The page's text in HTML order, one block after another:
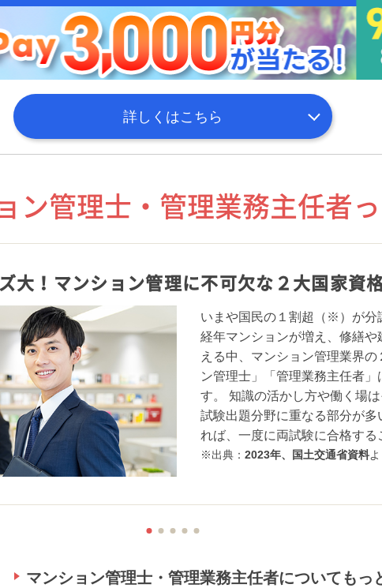
詳しくはこちら
ン管理士・管理業務主任者
大！マンション管理に不可欠な２大国家資
いまや国民の１割超（※）が分
経年マンションが増え、修繕
える中、マンション管理業界
ン管理士」「管理業務主任者」
す。 知識の活かし方や働く場
試験出題分野に重なる部分が
れば、一度に両試験に合格する
出典：2023年、国土交通省資料よ
マンション管理士・管理業務主任者についてもっ